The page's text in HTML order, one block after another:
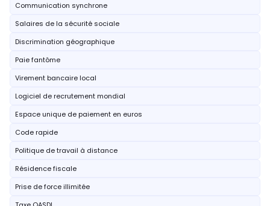
Communication synchrone
Salaires de la sécurité sociale
Discrimination géographique
Paie fantôme
Virement bancaire local
Logiciel de recrutement mondial
Espace unique de paiement en euros
Code rapide
Politique de travail à distance
Résidence fiscale
Prise de force illimitée